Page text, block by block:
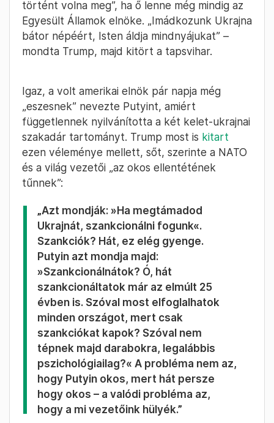
„Az orosz támadás Ukrajna ellen
megdöbbentő. Ez felháborító és gyalázatos,
aminek soha nem szabadott volna
magyar idő szerint szombatról vasárnapra
virradó éjjel rendezett CPAC nevű amerikai
republikánus konferencián. Azért azt is
hozzátette, hogy szerinte „ez soha nem
történt volna meg”, ha ő lenne még mindig az
Egyesült Államok elnöke. „Imádkozunk Ukrajna
bátor népéért, Isten áldja mindnyájukat” –
Igaz, a volt amerikai elnök pár napja még
„eszesnek” nevezte Putyint, amiért
függetlennek nyilvánította a két kelet-ukrajnai
szakadár tartományt. Trump most iskitart
ezen véleménye mellett, sőt, szerinte a NATO
és a világ vezetői „az okos ellentétének
tűnnek”:
„Azt mondják: »Ha megtámadod
Ukrajnát, szankcionálni fogunk«.
Szankciók? Hát, ez elég gyenge.
Putyin azt mondja majd:
»Szankcionálnátok? Ó, hát